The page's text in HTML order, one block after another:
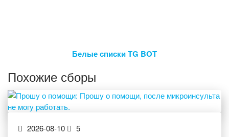
Белые списки TG BOT
Похожие сборы
2026-08-10
5